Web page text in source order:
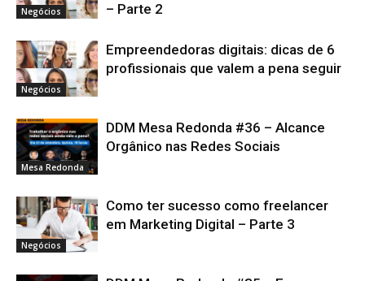
Negócios
– Parte 2
Negócios
Empreendedoras digitais: dicas de 6
profissionais que valem a pena seguir
Mesa Redonda
DDM Mesa Redonda #36 – Alcance
Orgânico nas Redes Sociais
Negócios
Como ter sucesso como freelancer
em Marketing Digital – Parte 3